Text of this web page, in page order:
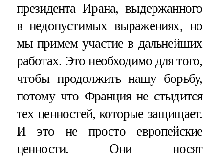
президента Ирана, выдержанного
в недопустимых выражениях, но
мы примем участие в дальнейших
работах. Это необходимо для того,
чтобы продолжить нашу борьбу,
потому что Франция не стыдится
тех ценностей, которые защищает.
И это не просто европейские
ценности. Они носят